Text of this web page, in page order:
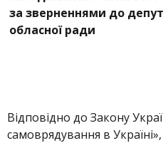
за зверненнями до
обласної ради
Відповідно до Закону
самоврядування в